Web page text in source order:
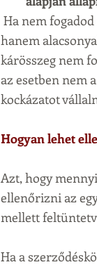
hanem
kárösszeg nem
az esetben nem
kockázatot
Hogyan lehet
Azt, hogy
ellenőrizni az
mellett
Ha a